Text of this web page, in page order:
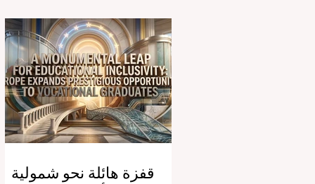
كبيراً في الأوساط الأكاديمية العربية
التي تسعى للريادة. إن الدمج السريع
لمساعدي #الذكاء_الاصطناعي
المتخصصين والمصممين خصيصاً
للمعلمين يُحدث ثورة حقيقية في
التدريس. ومن خلال الأتمتة الناجحة
للمهام الإدارية التي تستغرق وقتاً
طويلاً، تبشر هذه الأدوات المتقدمة
بعصر
قفزة هائلة نحو شمولية